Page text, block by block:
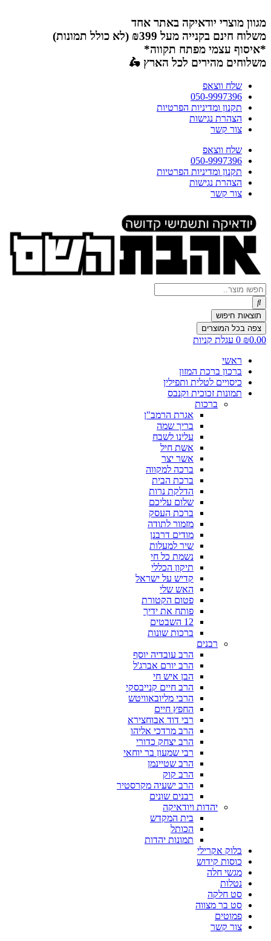
לתוכן
מגוון מוצרי יודאיקה באתר אחד
משלוח חינם בקנייה מעל ₪399 (לא כולל תמונות)
*איסוף עצמי מפתח תקווה*
משלוחים מהירים לכל הארץ 🛵
שלח ווצאפ
050-9997396
תקנון ומדיניות הפרטיות
הצהרת נגישות
צור קשר
שלח ווצאפ
050-9997396
תקנון ומדיניות הפרטיות
הצהרת נגישות
צור קשר
Search
...
תוצאות חיפוש
צפה בכל המוצרים
₪0.00
0 עגלת קניות
ראשי
ברכון ברכת המזון
כיסויים לטלית ותפילין
תמונות זכוכית וקנבס
ברכות
אגרת הרמב"ן
בריך שמה
עלינו לשבח
אשת חיל
אשר יצר
ברכה למקווה
ברכת הבית
הדלקת נרות
שלום עליכם
ברכת העסק
מזמור לתודה
מודים דרבנן
שיר למעלות
נשמת כל חי
תיקון הכללי
קדיש על ישראל
האש שלי
פטום הקטורת
פותח את ידיך
12 השבטים
ברכות שונות
רבנים
הרב עובדיה יוסף
הרב יורם אברג'ל
הבן איש חי
הרב חיים קנייבסקי
הרבי מליובאוויטש
החפץ חיים
רבי דוד אבוחצירא
הרב מרדכי אליהו
הרב יצחק כדורי
רבי שמעון בר יוחאי
הרב שטיינמן
הרב קוק
הרב ישעיה מקרסטיר
רבנים שונים
יהדות ויודאיקה
בית המקדש
הכותל
תמונות יהדות
בלוק אקרילי
כוסות קידוש
מגשי חלה
נטלות
סט חלקה
סט בר מצווה
פמוטים
צור קשר